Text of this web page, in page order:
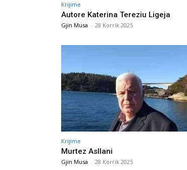
Krijime
Autore Katerina Tereziu Ligeja
Gjin Musa - 28 Korrik 2025
Krijime
Murtez Asllani
Gjin Musa - 28 Korrik 2025